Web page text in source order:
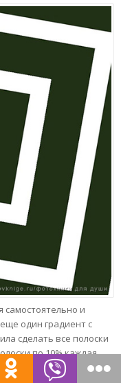
и
один градиент с
сделать все полоски
по 10% каждая